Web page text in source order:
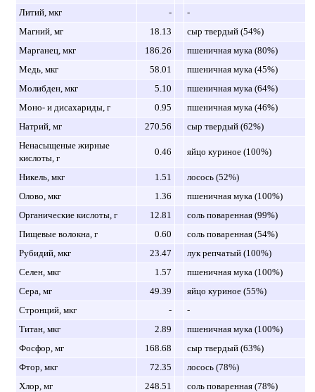
Литий, мкг
-
-
Магний, мг
18.13
сыр твердый (54%)
Марганец, мкг
186.26
пшеничная мука (80%)
Медь, мкг
58.01
пшеничная мука (45%)
Молибден, мкг
5.10
пшеничная мука (64%)
Моно- и дисахариды, г
0.95
пшеничная мука (46%)
Натрий, мг
270.56
сыр твердый (62%)
Ненасыщеные жирные
кислоты, г
0.46 яйцо куриное (100%)
Никель, мкг 1.51
лосось (52%)
Олово, мкг
1.36
пшеничная мука (100%)
Органические кислоты, г
12.81
соль поваренная (99%)
Пищевые волокна, г
0.60
соль поваренная (54%)
Рубидий, мкг
23.47
лук репчатый (100%)
Селен, мкг
1.57
пшеничная мука (100%)
Сера, мг
49.39
яйцо куриное (55%)
Стронций, мкг
-
-
Титан, мкг
2.89
пшеничная мука (100%)
Фосфор, мг
168.68
сыр твердый (63%)
Фтор, мкг
72.35
лосось (78%)
Хлор, мг
248.51
соль поваренная (78%)